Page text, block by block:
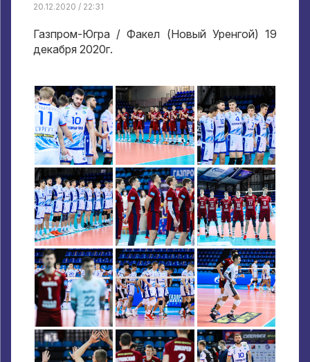
20.12.2020 / 22:31
Газпром-Югра / Факел (Новый Уренгой) 19
декабря 2020г.